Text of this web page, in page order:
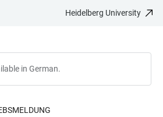
Heidelberg University
in German.